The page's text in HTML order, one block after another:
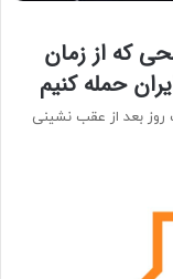
که از زمان
حمله کنیم
بعد از عقب نشینی